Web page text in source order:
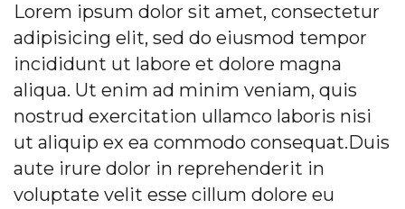
Lorem ipsum dolor sit amet, consectetur
adipisicing elit, sed do eiusmod tempor
incididunt ut labore et dolore magna
aliqua. Ut enim ad minim veniam, quis
nostrud exercitation ullamco laboris nisi
ut aliquip ex ea commodo consequat.Duis
aute irure dolor in reprehenderit in
voluptate velit esse cillum dolore eu